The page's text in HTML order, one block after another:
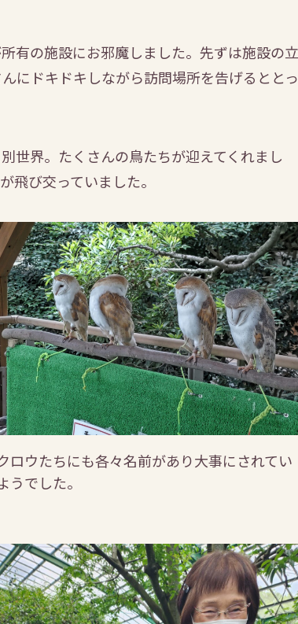
有の施設にお邪魔しました。先ずは施設の立
にドキドキしながら訪問場所を告げるととっ
世界。たくさんの鳥たちが迎えてくれまし
飛び交っていました。
ロウたちにも各々名前があり大事にされてい
うでした。